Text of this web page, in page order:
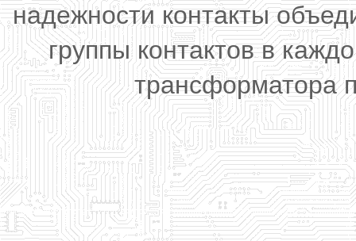
надежности контакты
группы контактов в
трансформатора